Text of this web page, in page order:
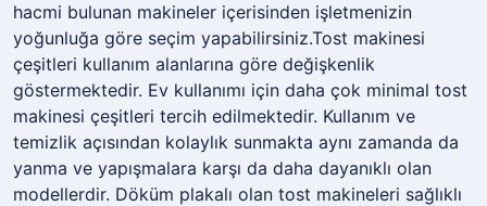
hacmi bulunan makineler içerisinden işletmenizin
yoğunluğa göre seçim yapabilirsiniz.Tost makinesi
çeşitleri kullanım alanlarına göre değişkenlik
göstermektedir. Ev kullanımı için daha çok minimal tost
makinesi çeşitleri tercih edilmektedir. Kullanım ve
temizlik açısından kolaylık sunmakta aynı zamanda da
yanma ve yapışmalara karşı da daha dayanıklı olan
modellerdir. Döküm plakalı olan tost makineleri sağlıklı